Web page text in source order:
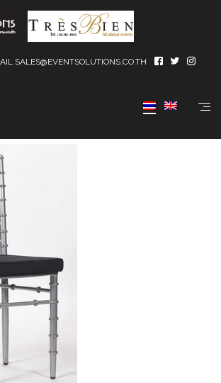
SALES@EVENTSOLUTIONS.CO.TH